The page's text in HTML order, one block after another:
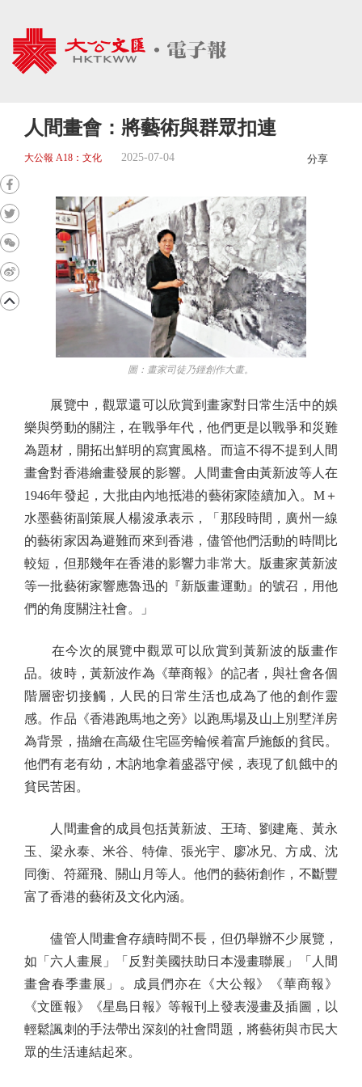
人間畫會：將藝術與群眾扣連
大公報 A18：文化 2025-07-04 分享
圖：畫家司徒乃鍾創作大畫。
展覽中，觀眾還可以欣賞到畫家對日常生活中的娛
樂與勞動的關注，在戰爭年代，他們更是以戰爭和災難
為題材，開拓出鮮明的寫實風格。而這不得不提到人間
畫會對香港繪畫發展的影響。人間畫會由黃新波等人在
1946年發起，大批由內地抵港的藝術家陸續加入。M＋
水墨藝術副策展人楊浚承表示，「那段時間，廣州一線
的藝術家因為避難而來到香港，儘管他們活動的時間比
較短，但那幾年在香港的影響力非常大。版畫家黃新波
等一批藝術家響應魯迅的『新版畫運動』的號召，用他
們的角度關注社會。」
在今次的展覽中觀眾可以欣賞到黃新波的版畫作
品。彼時，黃新波作為《華商報》的記者，與社會各個
階層密切接觸，人民的日常生活也成為了他的創作靈
感。作品《香港跑馬地之旁》以跑馬場及山上別墅洋房
為背景，描繪在高級住宅區旁輪候着富戶施飯的貧民。
他們有老有幼，木訥地拿着盛器守候，表現了飢餓中的
貧民苦困。
人間畫會的成員包括黃新波、王琦、劉建庵、黃永
玉、梁永泰、米谷、特偉、張光宇、廖冰兄、方成、沈
同衡、符羅飛、關山月等人。他們的藝術創作，不斷豐
富了香港的藝術及文化內涵。
儘管人間畫會存續時間不長，但仍舉辦不少展覽，
如「六人畫展」「反對美國扶助日本漫畫聯展」「人間
畫會春季畫展」。成員們亦在《大公報》《華商報》
《文匯報》《星島日報》等報刊上發表漫畫及插圖，以
輕鬆諷刺的手法帶出深刻的社會問題，將藝術與市民大
眾的生活連結起來。